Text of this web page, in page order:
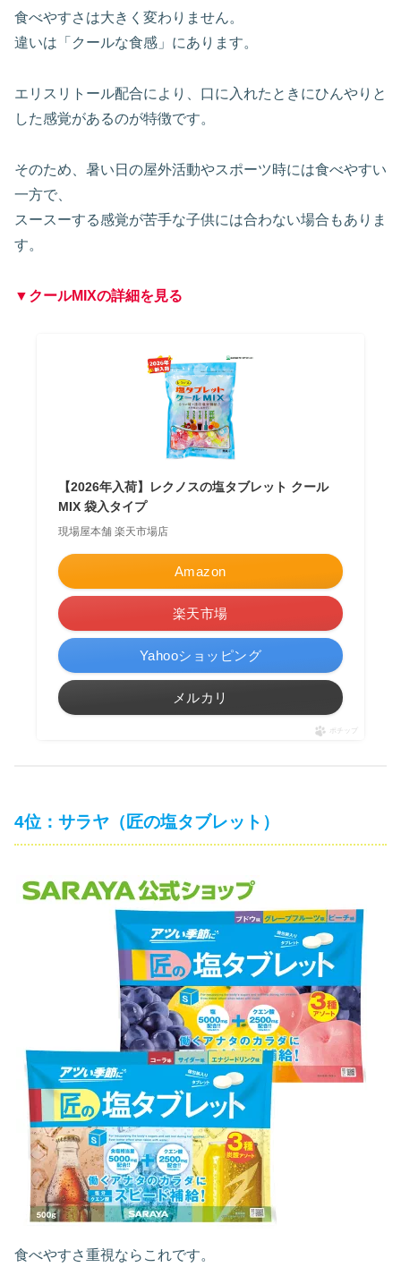
食べやすさは大きく変わりません。
違いは「クールな食感」にあります。
エリスリトール配合により、口に入れたときにひんやりと
した感覚があるのが特徴です。
そのため、暑い日の屋外活動やスポーツ時には食べやすい
一方で、
スースーする感覚が苦手な子供には合わない場合もありま
す。
▼クールMIXの詳細を見る
【2026年入荷】レクノスの塩タブレット クール
MIX 袋入タイプ
現場屋本舗 楽天市場店
Amazon
楽天市場
Yahooショッピング
メルカリ
ポチップ
4位：サラヤ（匠の塩タブレット）
食べやすさ重視ならこれです。